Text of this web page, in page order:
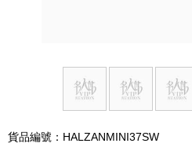
貨品編號：HALZANMINI37SW